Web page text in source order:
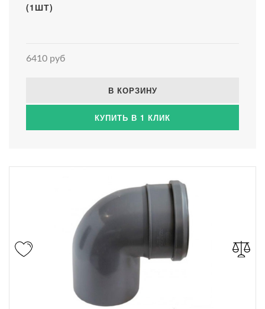
(1ШТ)
6410 руб
В КОРЗИНУ
КУПИТЬ В 1 КЛИК